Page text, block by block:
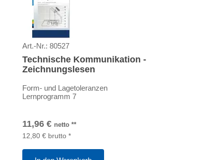
Art.-Nr.: 80527
Technische Kommunikation -
Zeichnungslesen
Form- und Lagetoleranzen
Lernprogramm 7
11,96 € netto **
12,80 € brutto *